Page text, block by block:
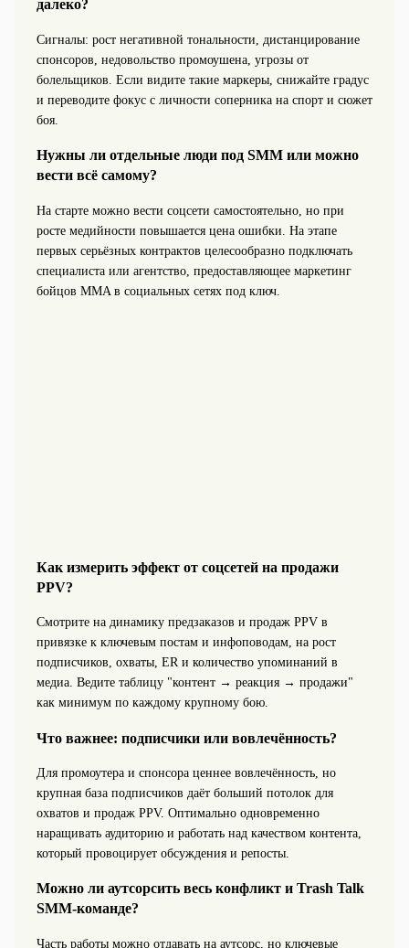
далеко?
Сигналы: рост негативной тональности, дистанцирование
спонсоров, недовольство промоушена, угрозы от
болельщиков. Если видите такие маркеры, снижайте градус
и переводите фокус с личности соперника на спорт и сюжет
боя.
Нужны ли отдельные люди под SMM или можно
вести всё самому?
На старте можно вести соцсети самостоятельно, но при
росте медийности повышается цена ошибки. На этапе
первых серьёзных контрактов целесообразно подключать
специалиста или агентство, предоставляющее маркетинг
бойцов MMA в социальных сетях под ключ.
Как измерить эффект от соцсетей на продажи
PPV?
Смотрите на динамику предзаказов и продаж PPV в
привязке к ключевым постам и инфоповодам, на рост
подписчиков, охваты, ER и количество упоминаний в
медиа. Ведите таблицу "контент → реакция → продажи"
как минимум по каждому крупному бою.
Что важнее: подписчики или вовлечённость?
Для промоутера и спонсора ценнее вовлечённость, но
крупная база подписчиков даёт больший потолок для
охватов и продаж PPV. Оптимально одновременно
наращивать аудиторию и работать над качеством контента,
который провоцирует обсуждения и репосты.
Можно ли аутсорсить весь конфликт и Trash Talk
SMM‑команде?
Часть работы можно отдавать на аутсорс, но ключевые